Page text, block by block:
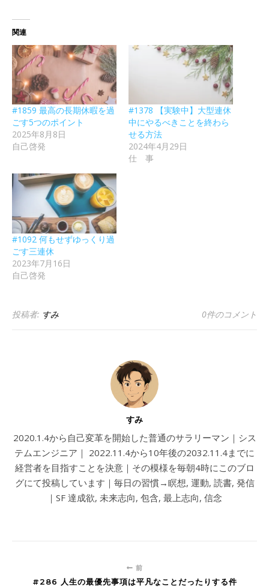
関連
#1859 最高の長期休暇を過
ごす5つのポイント
2025年8月8日
自己啓発
#1378 【実験中】大型連休
中にやるべきことを終わら
せる方法
2024年4月29日
仕 事
#1092 何もせずゆっくり過
ごす三連休
2023年7月16日
自己啓発
投稿者: すみ 0件のコメント
すみ
2020.1.4から自己変革を開始した普通のサラリーマン｜シス
テムエンジニア｜ 2022.11.4から10年後の2032.11.4までに
経営者を目指すことを決意｜その模様を毎朝4時にこのブロ
グにて投稿しています｜毎日の習慣→瞑想, 運動, 読書, 発信
｜SF 達成欲, 未来志向, 包含, 最上志向, 信念
前
#286 人生の最優先事項は平凡なことだったりする件